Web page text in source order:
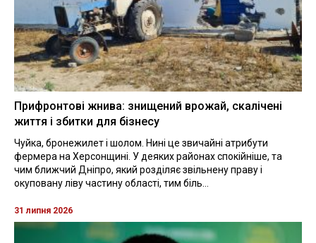
Прифронтові жнива: знищений врожай, скалічені
життя і збитки для бізнесу
Чуйка, бронежилет і шолом. Нині це звичайні атрибути
фермера на Херсонщині. У деяких районах спокійніше, та
чим ближчий Дніпро, який розділяє звільнену праву і
окуповану ліву частину області, тим біль...
31 липня 2026